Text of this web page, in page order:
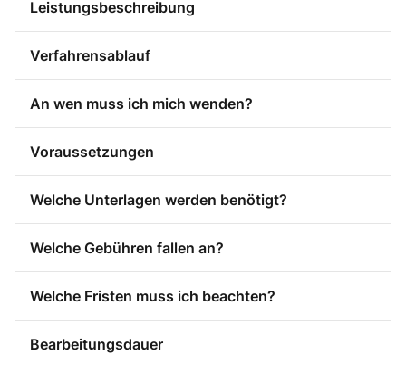
Leistungsbeschreibung
Verfahrensablauf
An wen muss ich mich wenden?
Voraussetzungen
Welche Unterlagen werden benötigt?
Welche Gebühren fallen an?
Welche Fristen muss ich beachten?
Bearbeitungsdauer